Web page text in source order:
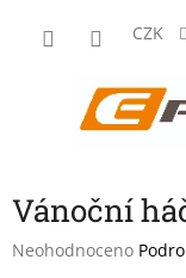
CZK
Vánoční
Průměrné
Neohodnoceno